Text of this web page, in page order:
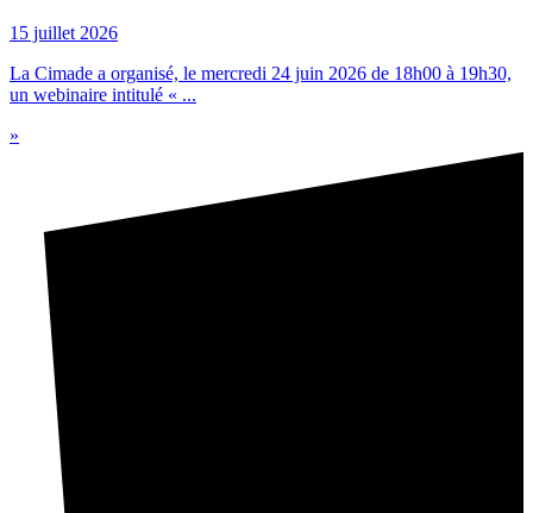
15 juillet 2026
La Cimade a organisé, le mercredi 24 juin 2026 de 18h00 à 19h30,
un webinaire intitulé « ...
»